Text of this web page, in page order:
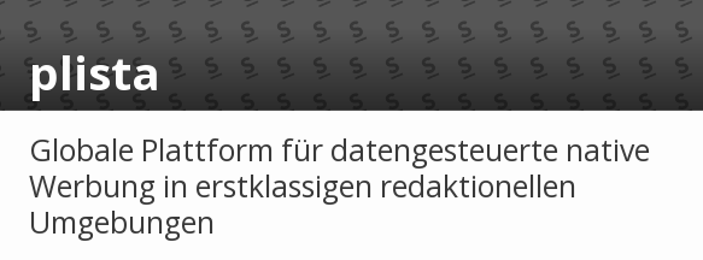
plista
Globale Plattform für datengesteuerte native
Werbung in erstklassigen redaktionellen
Umgebungen